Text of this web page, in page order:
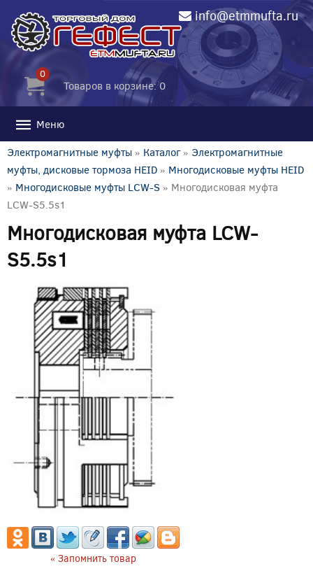
info@etmmufta.ru
0
Товаров в корзине: 0
Меню
Электромагнитные муфты » Каталог» Электромагнитные
муфты, дисковые тормоза HEID » Многодисковые муфты HEID
» Многодисковые муфты LCW-S » Многодисковая муфта
LCW-S5.5s1
Многодисковая муфта LCW-
S5.5s1
« Запомнить товар